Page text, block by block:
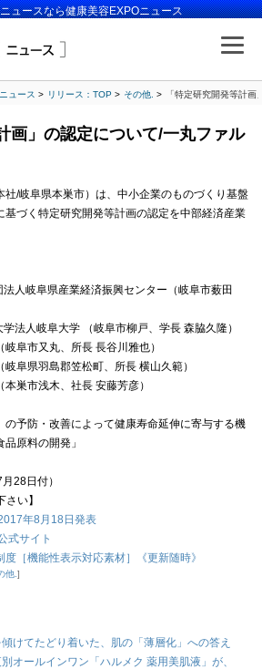
ュースなら健康美容EXPOニュース
ュース リリース：TOP その他. 「特定研究開発等計
画」の認定について/一丸ファル
社/岐阜県本巣市）は、中小企業のものづくり基盤
基づく特定研究開発等計画の認定を中部経済産業
法人岐阜県産業経済振興センター（岐阜市薮田
学法人岐阜大学 （岐阜市柳戸、学長 森脇久隆）
阜市又丸、所長 長谷川雅也）
岐阜県羽島郡笠松町、所長 横山久範）
巣市浅木、社長 安藤芳彦）
の予防・改善によって健康寿命延伸に寄与する機
原料の開発」
28日付）
い】
年8月18日発表
式サイト
度［機能性表示対応素材］《更新随時》
他.
けてたどり着いた、肌の「薄層化」への答え
オールインワン「ハルメク 薬用美肌液」が、